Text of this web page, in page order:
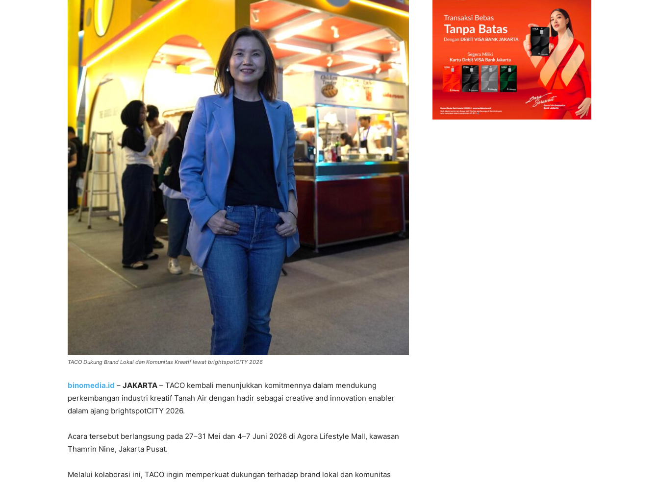
TACO Dukung Brand Lokal dan Komunitas Kreatif lewat brightspotCITY 2026
binomedia.id – JAKARTA – TACO kembali menunjukkan komitmennya dalam mendukung
perkembangan industri kreatif Tanah Air dengan hadir sebagai creative and innovation enabler
dalam ajang brightspotCITY 2026.
Acara tersebut berlangsung pada 27–31 Mei dan 4–7 Juni 2026 di Agora Lifestyle Mall, kawasan
Thamrin Nine, Jakarta Pusat.
Melalui kolaborasi ini, TACO ingin memperkuat dukungan terhadap brand lokal dan komunitas